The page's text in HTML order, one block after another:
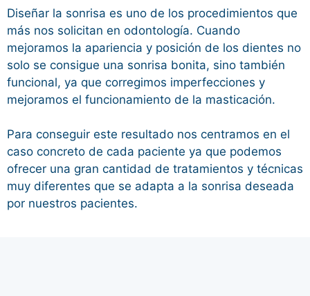
Diseñar la sonrisa es uno de los procedimientos que
más nos solicitan en odontología. Cuando
mejoramos la apariencia y posición de los dientes no
solo se consigue una sonrisa bonita, sino también
funcional, ya que corregimos imperfecciones y
mejoramos el funcionamiento de la masticación.
Para conseguir este resultado nos centramos en el
caso concreto de cada paciente ya que podemos
ofrecer una gran cantidad de tratamientos y técnicas
muy diferentes que se adapta a la sonrisa deseada
por nuestros pacientes.